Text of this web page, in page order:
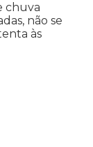
chuva
não se
às